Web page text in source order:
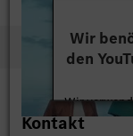
Wir
den
Wir
um
Kontakt